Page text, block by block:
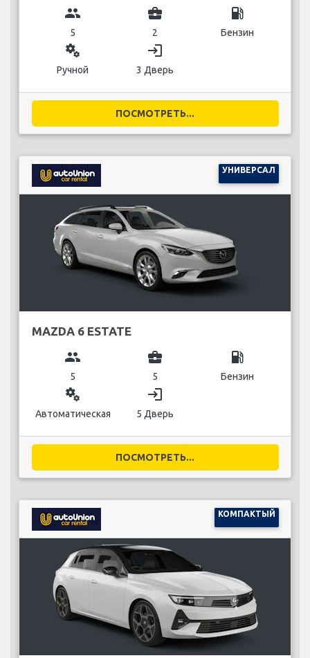
group
5
business_center
2
local_gas_station
Бензин
miscellaneous_services
Ручной
login
3 Дверь
ПОСМОТРЕТЬ...
УНИВЕРСАЛ
MAZDA 6 ESTATE
group
5
business_center
5
local_gas_station
Бензин
miscellaneous_services
Автоматическая
login
5 Дверь
ПОСМОТРЕТЬ...
КОМПАКТЫЙ